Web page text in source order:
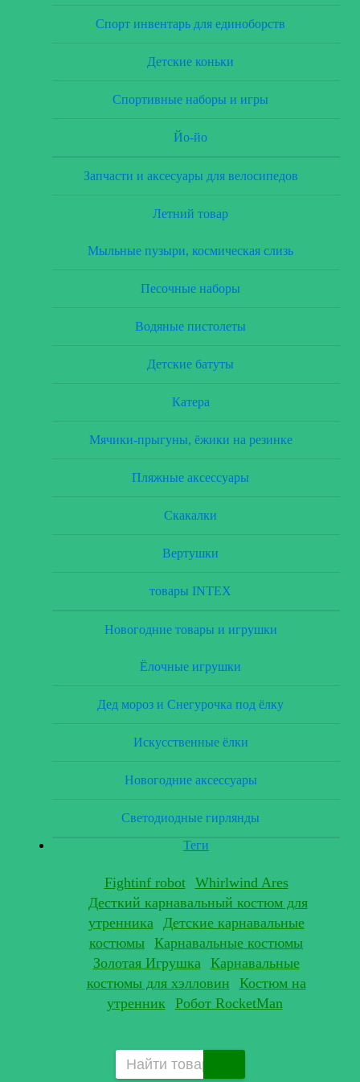
Спорт инвентарь для единоборств
Детские коньки
Спортивные наборы и игры
Йо-йо
Запчасти и аксесуары для велосипедов
Летний товар
Мыльные пузыри, космическая слизь
Песочные наборы
Водяные пистолеты
Детские батуты
Катера
Мячики-прыгуны, ёжики на резинке
Пляжные аксессуары
Скакалки
Вертушки
товары INTEX
Новогодние товары и игрушки
Ёлочные игрушки
Дед мороз и Снегурочка под ёлку
Искусственные ёлки
Новогодние аксессуары
Светодиодные гирлянды
Теги
Fightinf robot
Whirlwind Ares
Десткий карнавальный костюм для
утренника
Детские карнавальные
костюмы Карнавальные костюмы
Золотая Игрушка
Карнавальные
костюмы для хэлловин
Костюм на
утренник
Робот RocketMan